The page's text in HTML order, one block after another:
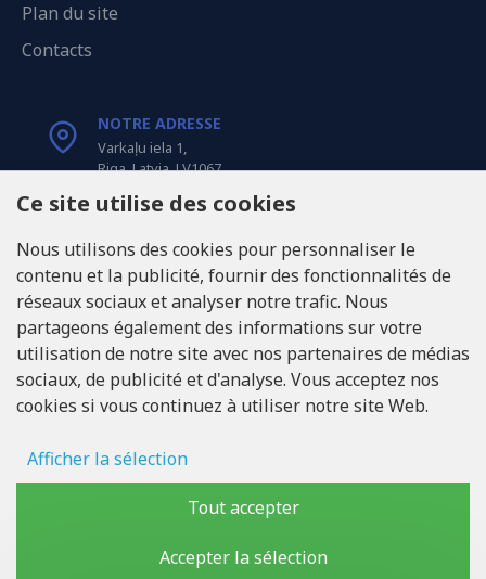
Plan du site
Contacts
NOTRE ADRESSE
Varkaļu iela 1,
Riga, Latvia, LV1067
Tel: +371 20371100
INFO@LUKONS.COM
COORDONNÉES DE L'ENTREPRISE
RITONE Sarl
Numéro de TVA LV40103717618
Copyright © 2019 - 2026, lukons.com, Tous droits réservés
Ce site utilise des cookies
Nous utilisons des cookies pour personnaliser le
contenu et la publicité, fournir des fonctionnalités de
réseaux sociaux et analyser notre trafic. Nous
partageons également des informations sur votre
utilisation de notre site avec nos partenaires de médias
sociaux, de publicité et d'analyse. Vous acceptez nos
cookies si vous continuez à utiliser notre site Web.
Afficher la sélection
Stockage des publicités
Données d'utilisateur
Tout accepter
Accepter la sélection